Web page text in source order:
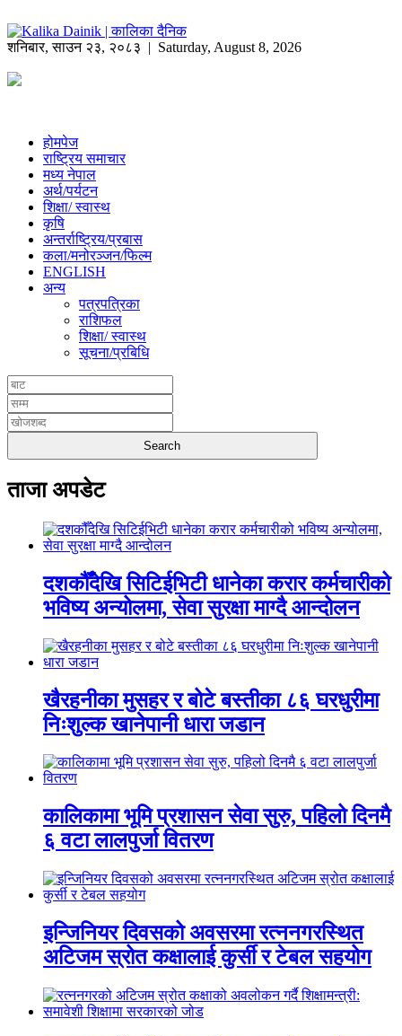
शनिबार,साउन २३, २०८३ | Saturday, August 8, 2026
होमपेज
राष्ट्रिय समाचार
मध्य नेपाल
अर्थ/पर्यटन
शिक्षा/ स्वास्थ
कृषि
अन्तर्राष्ट्रिय/प्रबास
कला/मनोरञ्जन/फिल्म
ENGLISH
अन्य
पत्रपत्रिका
राशिफल
शिक्षा/ स्वास्थ
सूचना/प्रबिधि
ताजा अपडेट
दशकौँदेखि सिटिईभिटी धानेका करार कर्मचारीको
भविष्य अन्योलमा, सेवा सुरक्षा माग्दै आन्दोलन
खैरहनीका मुसहर र बोटे बस्तीका ८६ घरधुरीमा
निःशुल्क खानेपानी धारा जडान
कालिकामा भूमि प्रशासन सेवा सुरु, पहिलो दिनमै
६ वटा लालपुर्जा वितरण
इन्जिनियर दिवसको अवसरमा रत्ननगरस्थित
अटिजम स्रोत कक्षालाई कुर्सी र टेबल सहयोग